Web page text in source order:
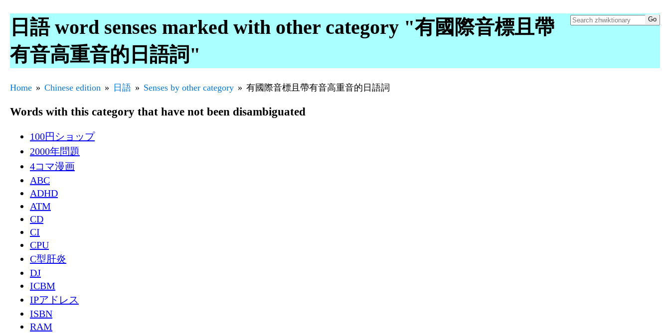
日語 word senses marked with other category "有國際音標且帶
有音高重音的日語詞"
Home Chinese edition 日語 Senses by other category 有國際音標且帶有音高重音的日語詞
Words with this category that have not been disambiguated
100円ショップ
2000年問題
4コマ漫画
ABC
ADHD
ATM
CD
CI
CPU
C型肝炎
DJ
ICBM
IPアドレス
ISBN
RAM